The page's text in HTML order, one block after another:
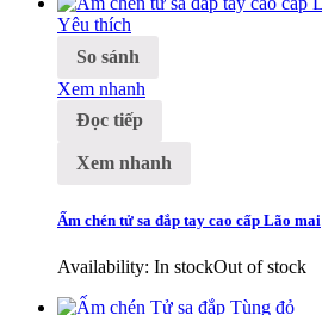
Yêu thích
So sánh
Xem nhanh
Đọc tiếp
Xem nhanh
Ấm chén tử sa đắp tay cao cấp Lão mai
Availability: In stockOut of stock